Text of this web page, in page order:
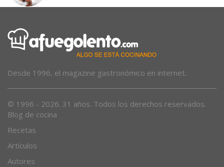
Desde 1996, el magazine gastronómico en internet.
© 1996 - 2026. 31 años. Todos los derechos reservados.
Blog de cocina
Recetas
Artículos
Autores